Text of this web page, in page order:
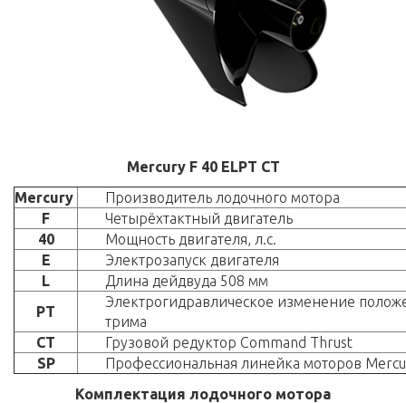
Mercury F 40 ELPT CT
Mercury
Производитель лодочного мотора
F
Четырёхтактный двигатель
40
Мощность двигателя, л.с.
E
Электрозапуск двигателя
L
Длина дейдвуда 508 мм
PT
Электрогидравлическое изменение
трима
CT
Грузовой редуктор Command Thrust
SP
Профессиональная линейка моторов
Комплектация лодочного мотора